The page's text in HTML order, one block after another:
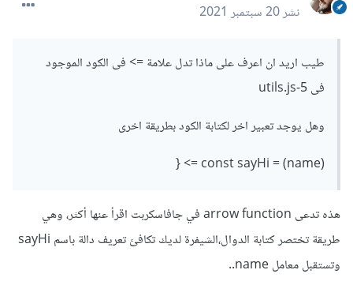
نشر20 سبتمبر 2021
طيب اريد ان اعرف على ماذا تدل علامة => فى الكود الموجود
فى 5-utils.js
وهل يوجد تعبير اخر لكتابة الكود بطريقة اخرى
const sayHi = (name) => {
هذه تدعى arrow function في جافاسكربت اقرأ عنها أكثر، وهي
طريقة تختصر كتابة الدوال،الشيفرة لديك تكافئ تعريف دالة باسم sayHi
وتستقبل معامل name..